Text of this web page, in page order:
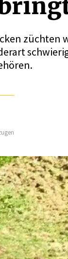
züchten